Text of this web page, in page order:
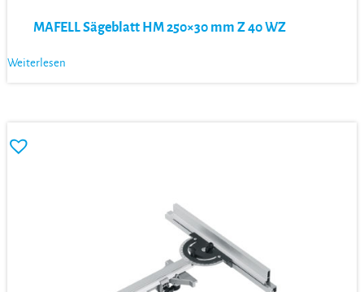
MAFELL Sägeblatt HM 250×30 mm Z 40 WZ
Weiterlesen